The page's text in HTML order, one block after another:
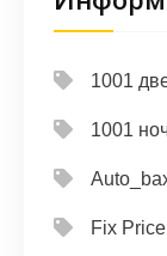
1001
1001
Fix Price